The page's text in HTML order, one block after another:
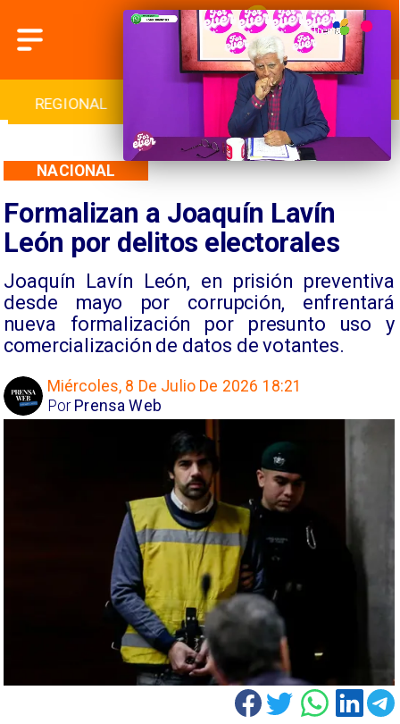
INTERNACIONAL DEPORTES CULTURA
Formalizan a Joaquín Lavín
León por delitos electorales
Joaquín Lavín León, en prisión preventiva
desde mayo por corrupción, enfrentará
nueva formalización por presunto uso y
comercialización de datos de votantes.
NACIONAL
Miércoles, 8 De Julio De 2026 18:21
Prensa Web
Por